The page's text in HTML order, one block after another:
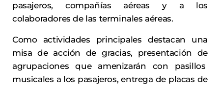
pasajeros, compañías aéreas y a los
colaboradores de las terminales aéreas.
Como actividades principales destacan una
misa de acción de gracias, presentación de
agrupaciones que amenizarán con pasillos
musicales a los pasajeros, entrega de placas de